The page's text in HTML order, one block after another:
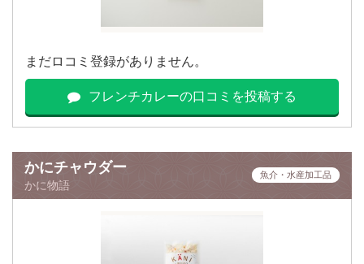
まだロコミ登録がありません。
フレンチカレーの口コミを投稿する
かにチャウダー
かに物語
魚介・水産加工品